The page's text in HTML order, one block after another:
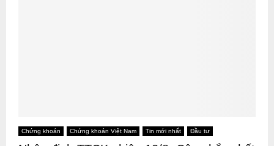
Chứng khoán Chứng khoán Việt Nam Tin mới nhất Đầu tư